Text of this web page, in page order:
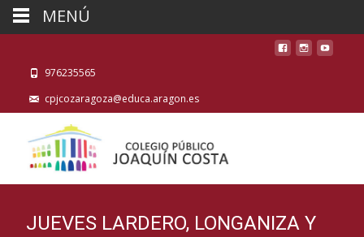
976235565
cpjcozaragoza@educa.aragon.es
JUEVES LARDERO, LONGANIZA Y
MENÚ